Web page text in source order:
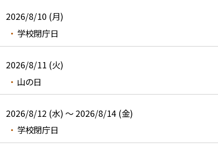
2026/8/10 (月)
学校閉庁日
2026/8/11 (火)
山の日
2026/8/12 (水) ～ 2026/8/14 (金)
学校閉庁日